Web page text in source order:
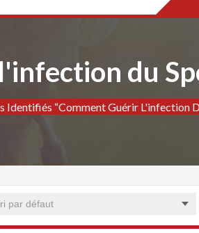
du
Identifiés “Comment Guérir L'infection